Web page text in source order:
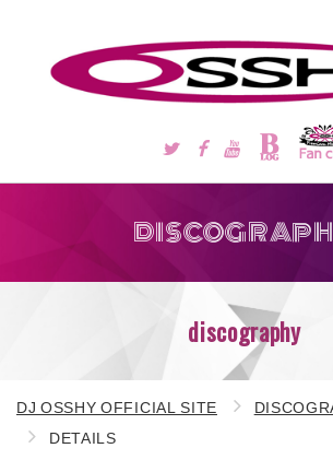
discography
DJ OSSHY OFFICIAL SITE
DETAILS